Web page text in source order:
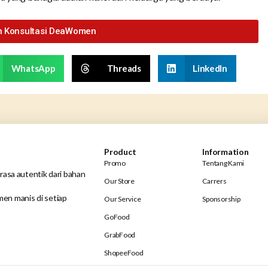
Konsultasi DeaWomen
WhatsApp Threads LinkedIn
autentik dari bahan
manis di setiap
Product
Promo
Our Store
Our Service
GoFood
GrabFood
ShopeeFood
Information
Tentang Kami
Carrers
Sponsorship